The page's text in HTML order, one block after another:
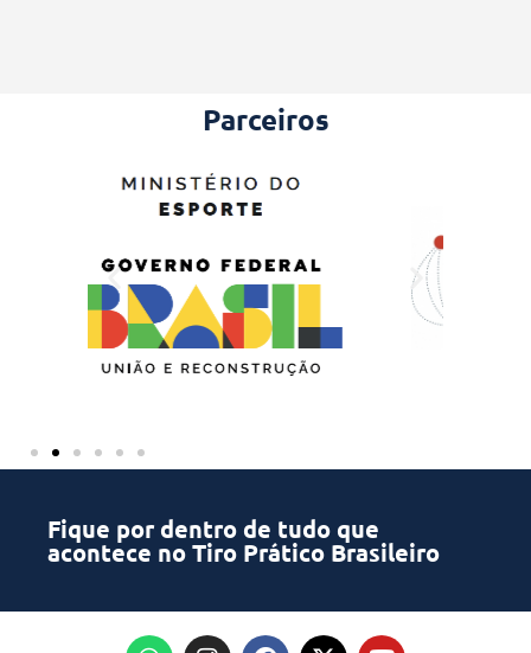
Parceiros
Fique por dentro de tudo que
acontece no Tiro Prático Brasileiro